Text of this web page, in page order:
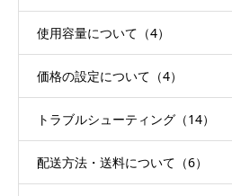
使用容量について（4）
価格の設定について（4）
トラブルシューティング（14）
配送方法・送料について（6）